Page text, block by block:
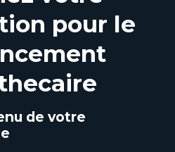
pour le
de votre